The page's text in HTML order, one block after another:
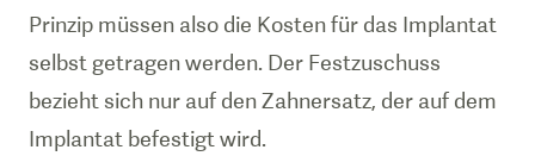
Prinzip müssen also die Kosten für das Implantat
selbst getragen werden. Der Festzuschuss
bezieht sich nur auf den Zahnersatz, der auf dem
Implantat befestigt wird.